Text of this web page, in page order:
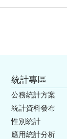
統計專區
公務統計方案
統計資料發布
性別統計
應用統計分析